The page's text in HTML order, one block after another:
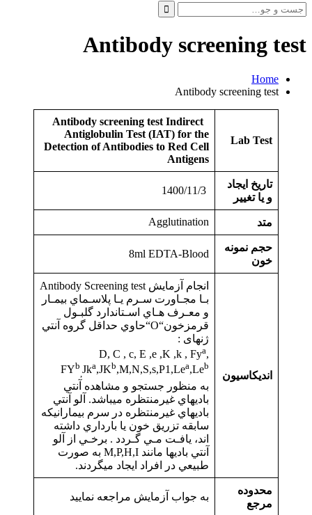
جست
و
برای:
Antibody screening test
Home
Antibody screening test
Lab Test
Antibody screening test Indirect
Antiglobulin Test (IAT) for the
Detection of Antibodies to Red Cell
Antigens
تاریخ ایجاد
و یا تغییر
متد Agglutination
حجم نمونه
خون
8ml EDTA-Blood
اندیکاسیون
انجام آزمايش Antibody Screening test
بـا مجـاورت سـرم يـا پلاسـماي بيمـار
و معـرف هـاي اسـتاندارد گلبـول
قرمزخون“O“حاوي حداقل گروه آنتي
ژنهای :
D, C , c, E ,e ,K ,k , Fya,
FYb Jka,JKb,M,N,S,s,P1,Lea,Leb
به منظور جستجو و مشاهده آنتي
باديهاي غيرمنتظره ميباشد. آلو آنتي
باديهاي غيرمنتظره در سرم بيمارانيكه
سابقه تزريق خون يا بارداري داشته
اند، يافـت مـي گـردد . برخـي از آلو
آنتي باديها مانند M,P,H,I به صورت
طبيعي در افراد ايجاد ميگردند.
محدوده
مرجع
به جواب آزمایش مراجعه نمایید